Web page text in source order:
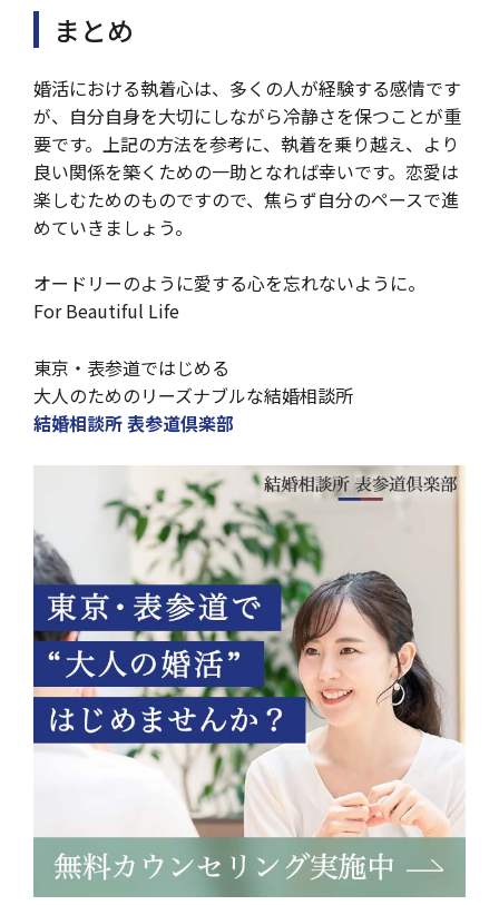
まとめ
婚活における執着心は、多くの人が経験する感情です
が、自分自身を大切にしながら冷静さを保つことが重
要です。上記の方法を参考に、執着を乗り越え、より
良い関係を築くための一助となれば幸いです。恋愛は
楽しむためのものですので、焦らず自分のペースで進
めていきましょう。
オードリーのように愛する心を忘れないように。
For Beautiful Life
東京・表参道ではじめる
大人のためのリーズナブルな結婚相談所
結婚相談所 表参道倶楽部